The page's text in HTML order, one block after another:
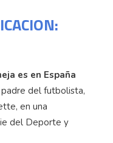
es en España
del futbolista,
en una
del Deporte y